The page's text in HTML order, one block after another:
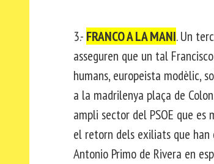
3.- FRANCO A LA MANI. Un
asseguren que un tal
humans, europeista modèlic,
a la madrilenya plaça de
ampli sector del PSOE que
el retorn dels exiliats que han
Antonio Primo de Rivera en